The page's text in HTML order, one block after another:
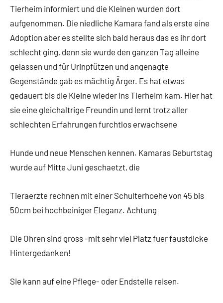
Tierheim informiert und die Kleinen wurden dort
aufgenommen. Die niedliche Kamara fand als erste eine
Adoption aber es stellte sich bald heraus das es ihr dort
schlecht ging, denn sie wurde den ganzen Tag alleine
gelassen und für Urinpfützen und angenagte
Gegenstände gab es mächtig Ärger. Es hat etwas
gedauert bis die Kleine wieder ins Tierheim kam. Hier hat
sie eine gleichaltrige Freundin und lernt trotz aller
schlechten Erfahrungen furchtlos erwachsene
Hunde und neue Menschen kennen. Kamaras Geburtstag
wurde auf Mitte Juni geschaetzt, die
Tieraerzte rechnen mit einer Schulterhoehe von 45 bis
50cm bei hochbeiniger Eleganz. Achtung
Die Ohren sind gross -mit sehr viel Platz fuer faustdicke
Hintergedanken!
Sie kann auf eine Pflege- oder Endstelle reisen.